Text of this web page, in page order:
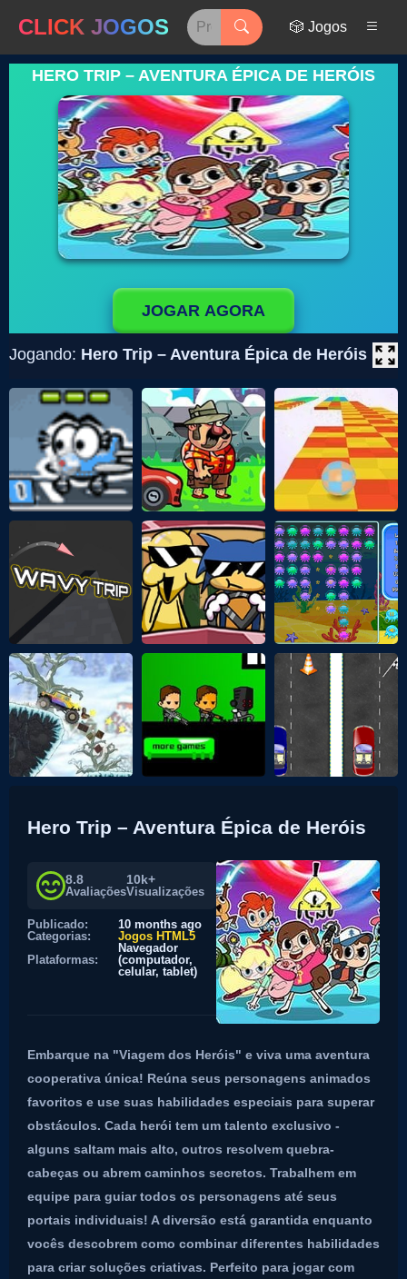
CLICK JOGOS 🎲 Jogos
HERO TRIP – AVENTURA ÉPICA DE HERÓIS
JOGAR AGORA
Jogando: Hero Trip – Aventura Épica de Heróis
Hero Trip – Aventura Épica de Heróis
8.8
Avaliações
10k+
Visualizações
Publicado:
10 months ago
Categorias:
Jogos HTML5
Plataformas:
Navegador
(computador,
celular, tablet)
Embarque na "Viagem dos Heróis" e viva uma aventura
cooperativa única! Reúna seus personagens animados
favoritos e use suas habilidades especiais para superar
obstáculos. Cada herói tem um talento exclusivo -
alguns saltam mais alto, outros resolvem quebra-
cabeças ou abrem caminhos secretos. Trabalhem em
equipe para guiar todos os personagens até seus
portais individuais! A diversão está garantida enquanto
vocês descobrem como combinar diferentes habilidades
para criar soluções criativas. Perfeito para jogar com